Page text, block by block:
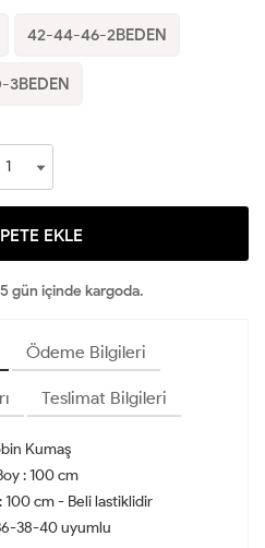
42-44-46-2BEDEN
EKLE
gün içinde kargoda.
Ödeme Bilgileri
Teslimat Bilgileri
Kumaş
: 100 cm
100 cm - Beli lastiklidir
38-40 uyumlu